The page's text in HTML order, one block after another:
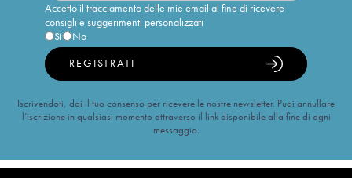
Accetto il tracciamento delle mie email al fine di ricevere
consigli e suggerimenti personalizzati
Sì
No
REGISTRATI
Iscrivendoti, dai il tuo consenso per ricevere le nostre newsletter. Puoi annullare
l’iscrizione in qualsiasi momento attraverso il link disponibile alla fine di ogni
messaggio.